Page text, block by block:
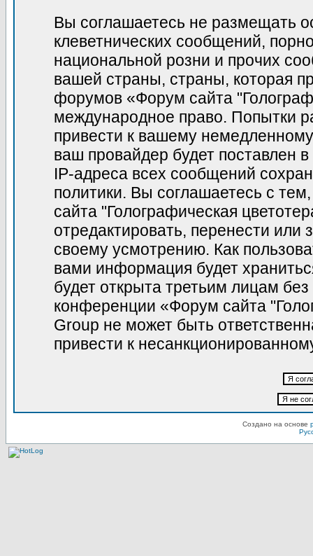
Вы соглашаетесь не размещать
клеветнических сообщений,
национальной розни и прочих
вашей страны, страны, которая
форумов «Форум сайта
международное право. Попытки
привести к вашему
ваш провайдер будет поставлен
IP-адреса всех сообщений
политики. Вы соглашаетесь с
сайта "Голографическая
отредактировать, перенести
своему усмотрению. Как
вами информация будет
будет открыта третьим лицам
конференции «Форум сайта
Group не может быть
привести к
Создано на основе